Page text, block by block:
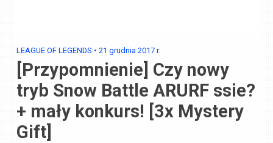
LEAGUE OF LEGENDS •21 grudnia 2017 r.
[Przypomnienie] Czy nowy
tryb Snow Battle ARURF ssie?
+ mały konkurs! [3x Mystery
Gift]